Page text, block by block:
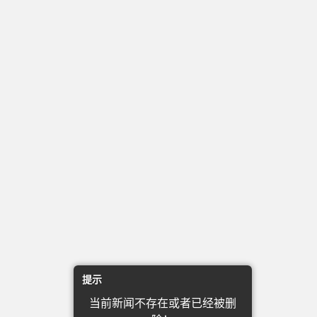
提示
当前新闻不存在或者已经被删